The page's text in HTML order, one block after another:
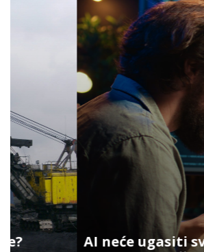
AI neće ugasiti sva radna